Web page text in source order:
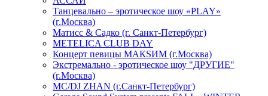
Танцевально – эротическое шоу «PLAY»
(г.Москва)
Матисс & Садко (г. Санкт-Петербург)
METELICA CLUB DAY
Концерт певицы МАКSИМ (г.Москва)
Экстремально - эротическое шоу "ДРУГИЕ"
(г.Москва)
МС/DJ ZHAN (г.Санкт-Петербург)